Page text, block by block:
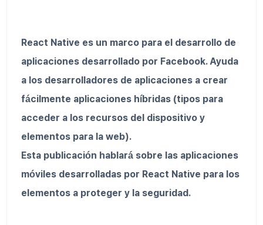
React Native es un marco para el desarrollo de
aplicaciones desarrollado por Facebook. Ayuda
a los desarrolladores de aplicaciones a crear
fácilmente aplicaciones híbridas (tipos para
acceder a los recursos del dispositivo y
elementos para la web).
Esta publicación hablará sobre las aplicaciones
móviles desarrolladas por React Native para los
elementos a proteger y la seguridad.